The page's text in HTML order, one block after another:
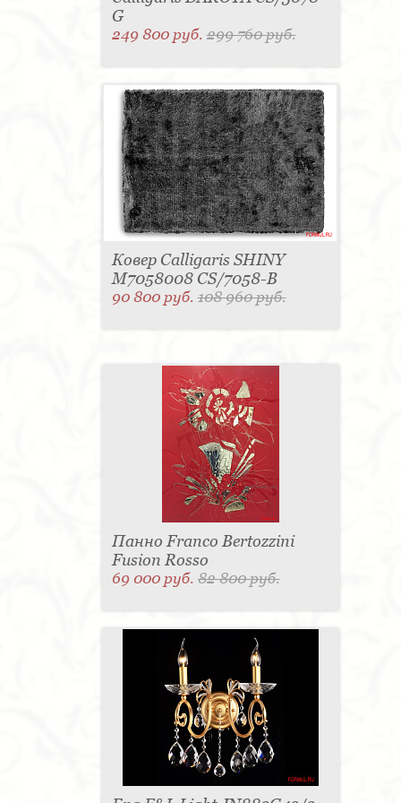
G
249 800 руб.299 760 руб.
Ковер Calligaris SHINY
M7058008 CS/7058-B
90 800 руб.108 960 руб.
Панно Franco Bertozzini
Fusion Rosso
69 000 руб.82 800 руб.